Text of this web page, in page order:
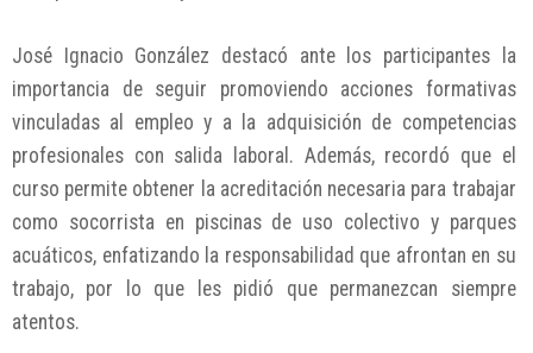
José Ignacio González destacó ante los participantes la
importancia de seguir promoviendo acciones formativas
vinculadas al empleo y a la adquisición de competencias
profesionales con salida laboral. Además, recordó que el
curso permite obtener la acreditación necesaria para trabajar
como socorrista en piscinas de uso colectivo y parques
acuáticos, enfatizando la responsabilidad que afrontan en su
trabajo, por lo que les pidió que permanezcan siempre
atentos.